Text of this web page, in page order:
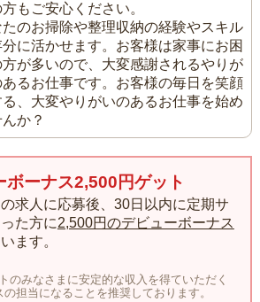
もご安心ください。
たのお掃除や整理収納の経験やスキル
分に活かせます。お客様は家事にお困
方が多いので、大変感謝されるやりが
あるお仕事です。お客様の毎日を笑顔
る、大変やりがいのあるお仕事を始め
んか？
ボーナス2,500円ゲット
求人に応募後、30日以内に定期サ
た方に2,500円のデビューボーナス
ます。
のみなさまに安定的な収入を得ていただく
担当になることを推奨しております。